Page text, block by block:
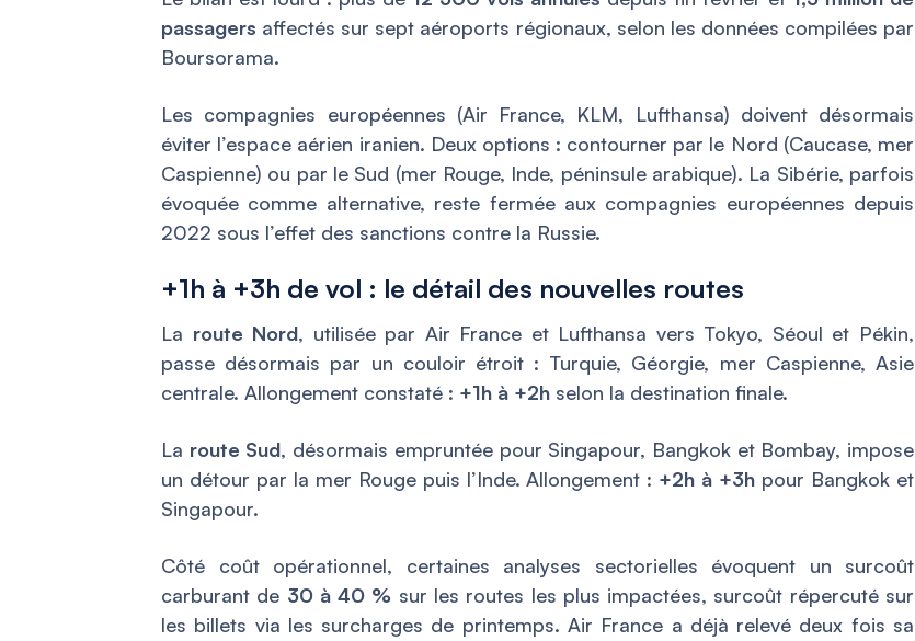
passagers affectés sur sept aéroports régionaux, selon les données compilées par
Boursorama.
Les compagnies européennes (Air France, KLM, Lufthansa) doivent désormais
éviter l’espace aérien iranien. Deux options : contourner par le Nord (Caucase, mer
Caspienne) ou par le Sud (mer Rouge, Inde, péninsule arabique). La Sibérie, parfois
évoquée comme alternative, reste fermée aux compagnies européennes depuis
2022 sous l’effet des sanctions contre la Russie.
+1h à +3h de vol : le détail des nouvelles routes
La route Nord, utilisée par Air France et Lufthansa vers Tokyo, Séoul et Pékin,
passe désormais par un couloir étroit : Turquie, Géorgie, mer Caspienne, Asie
centrale. Allongement constaté : +1h à +2h selon la destination finale.
La route Sud, désormais empruntée pour Singapour, Bangkok et Bombay, impose
un détour par la mer Rouge puis l’Inde. Allongement : +2h à +3h pour Bangkok et
Singapour.
Côté coût opérationnel, certaines analyses sectorielles évoquent un surcoût
carburant de 30 à 40 % sur les routes les plus impactées, surcoût répercuté sur
les billets via les surcharges de printemps. Air France a déjà relevé deux fois sa